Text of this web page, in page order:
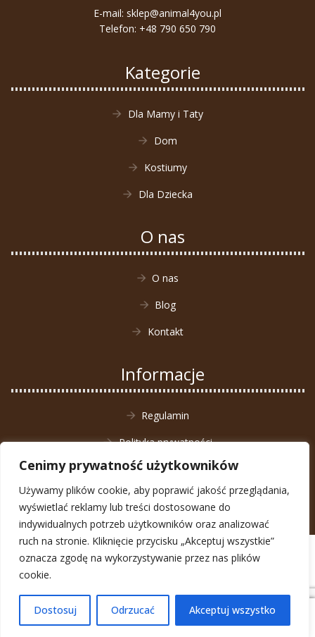
Cenimy prywatność użytkowników
Używamy plików cookie, aby poprawić jakość przeglądania,
wyświetlać reklamy lub treści dostosowane do
indywidualnych potrzeb użytkowników oraz analizować
ruch na stronie. Kliknięcie przycisku „Akceptuj wszystkie”
oznacza zgodę na wykorzystywanie przez nas plików
cookie.
Dostosuj Odrzucać Akceptuj wszystko
E-mail: sklep@animal4you.pl
Telefon: +48 790 650 790
Kategorie
Dla Mamy i Taty
Dom
Kostiumy
Dla Dziecka
O nas
O nas
Blog
Kontakt
Informacje
Regulamin
Polityka prywatności
Zwrot towaru
0
© Animal4You 2026